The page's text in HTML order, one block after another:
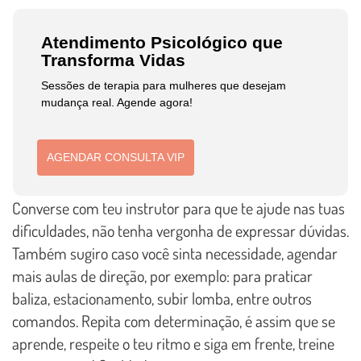
Atendimento Psicológico que
Transforma Vidas
Sessões de terapia para mulheres que desejam
mudança real. Agende agora!
AGENDAR CONSULTA VIP
Converse com teu instrutor para que te ajude nas tuas
dificuldades, não tenha vergonha de expressar dúvidas.
Também sugiro caso você sinta necessidade, agendar
mais aulas de direção, por exemplo: para praticar
baliza, estacionamento, subir lomba, entre outros
comandos. Repita com determinação, é assim que se
aprende, respeite o teu ritmo e siga em frente, treine